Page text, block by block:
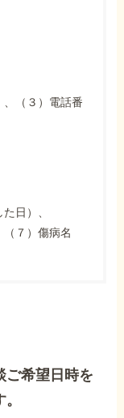
、（３）電話番
日）、
（７）傷病名
ご希望日時を